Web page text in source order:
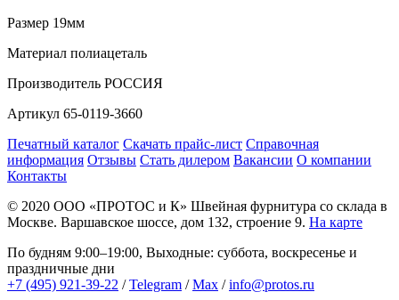
Размер 19мм
Материал полиацеталь
Производитель РОССИЯ
Артикул 65-0119-3660
Печатный каталог Скачать прайс-лист Справочная
информация Отзывы Стать дилером Вакансии О компании
Контакты
© 2020 ООО «ПРОТОС и К» Швейная фурнитура со склада в
Москве. Варшавское шоссе, дом 132, строение 9. На карте
По будням 9:00–19:00, Выходные: суббота, воскресенье и
праздничные дни
+7 (495) 921-39-22 /Telegram /Max /info@protos.ru